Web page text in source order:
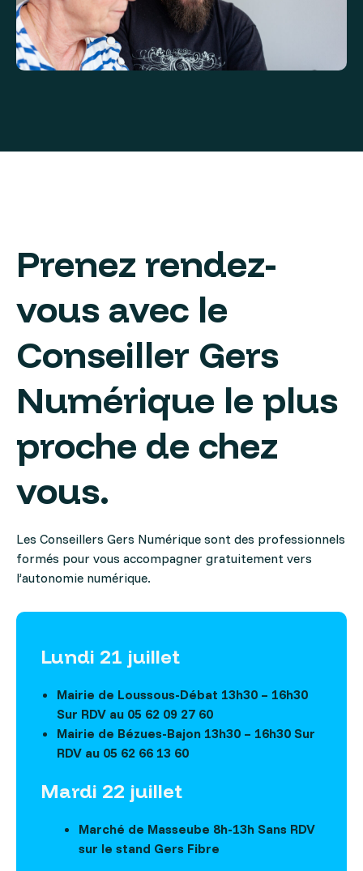
Prenez rendez-
vous avec le
Conseiller Gers
Numérique le plus
proche de chez
vous.
Les Conseillers Gers Numérique sont des professionnels
formés pour vous accompagner gratuitement vers
l’autonomie numérique.
Lundi 21 juillet
Mairie de Loussous-Débat 13h30 – 16h30
Sur RDV au 05 62 09 27 60
Mairie de Bézues-Bajon 13h30 – 16h30 Sur
RDV au 05 62 66 13 60
Mardi 22 juillet
Marché de Masseube 8h-13h Sans RDV
sur le stand Gers Fibre